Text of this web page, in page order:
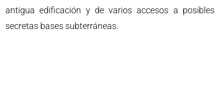
antigua edificación y de varios accesos a posibles
secretas bases subterráneas.